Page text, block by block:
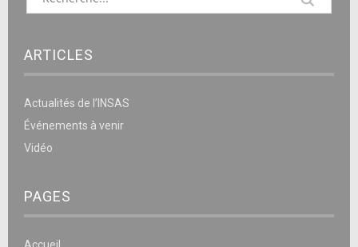
ARTICLES
Actualités de l’INSAS
Événements à venir
Vidéo
PAGES